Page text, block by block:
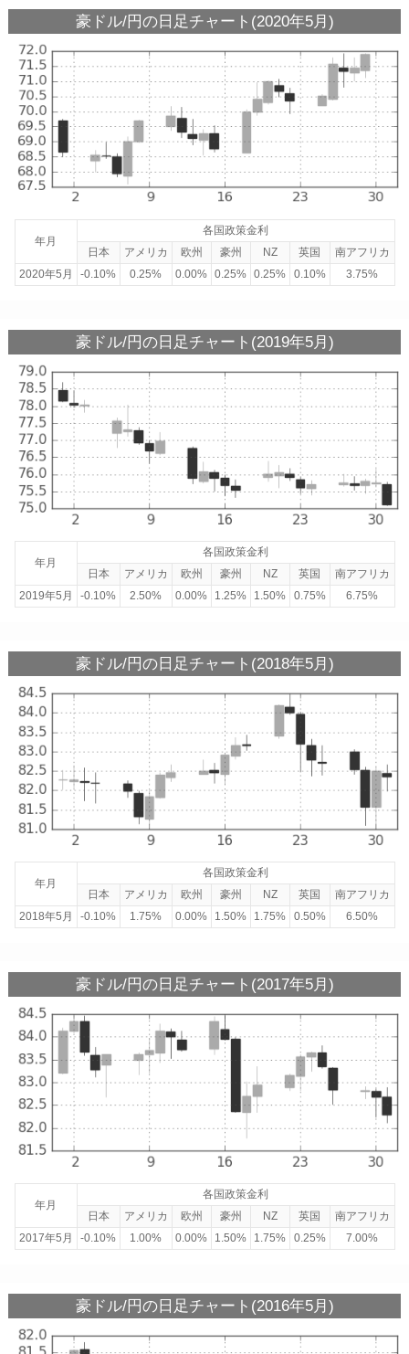
豪ドル/円の日足チャート(2020年5月)
年月
各国政策金利
日本
アメリカ 欧州 豪州 NZ 英国
南アフリカ
2020年5月
-0.10% 0.25% 0.00% 0.25% 0.25% 0.10% 3.75%
豪ドル/円の日足チャート(2019年5月)
年月
各国政策金利
日本
アメリカ 欧州 豪州 NZ 英国
南アフリカ
2019年5月
-0.10% 2.50% 0.00% 1.25% 1.50% 0.75% 6.75%
豪ドル/円の日足チャート(2018年5月)
年月
各国政策金利
日本
アメリカ 欧州 豪州 NZ 英国
南アフリカ
2018年5月
-0.10% 1.75% 0.00% 1.50% 1.75% 0.50% 6.50%
豪ドル/円の日足チャート(2017年5月)
年月
各国政策金利
日本
アメリカ 欧州 豪州 NZ 英国
南アフリカ
2017年5月
-0.10% 1.00% 0.00% 1.50% 1.75% 0.25% 7.00%
豪ドル/円の日足チャート(2016年5月)